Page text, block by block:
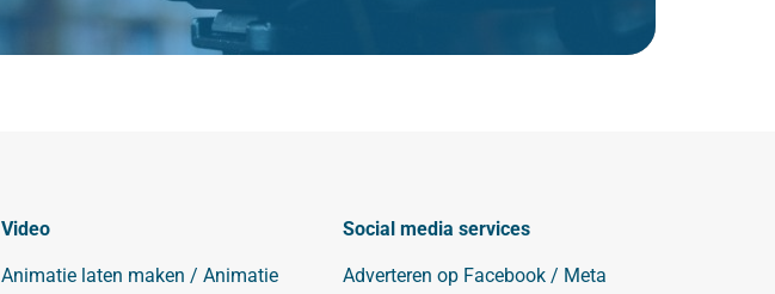
Video
Animatie laten maken / Animatie
Social media services
Adverteren op Facebook / Meta